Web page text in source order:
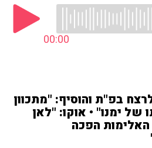
00:00
בפ"ת והוסיף: "מתכוון
ימנו" • אוקו: "לאן
הפכה